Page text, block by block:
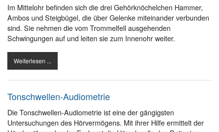
Im Mittelohr befinden sich die drei Gehörknöchelchen Hammer,
Ambos und Steigbügel, die über Gelenke miteinander verbunden
sind. Sie nehmen die vom Trommelfell ausgehenden
Schwingungen auf und leiten sie zum Innenohr weiter.
Weiterlesen ...
Tonschwellen-Audiometrie
Die Tonschwellen-Audiometrie ist eine der gängigsten
Untersuchungen des Hörvermögens. Mit ihrer Hilfe ermittelt der